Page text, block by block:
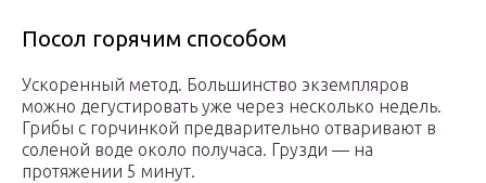
Посол горячим способом
Ускоренный метод. Большинство экземпляров
можно дегустировать уже через несколько недель.
Грибы с горчинкой предварительно отваривают в
соленой воде около получаса. Грузди — на
протяжении 5 минут.